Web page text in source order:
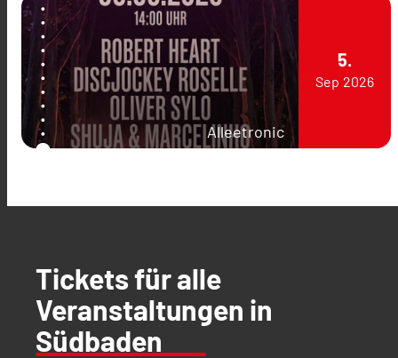
Alleetronic
5.
Sep 2026
Tickets für alle
Veranstaltungen in
Südbaden